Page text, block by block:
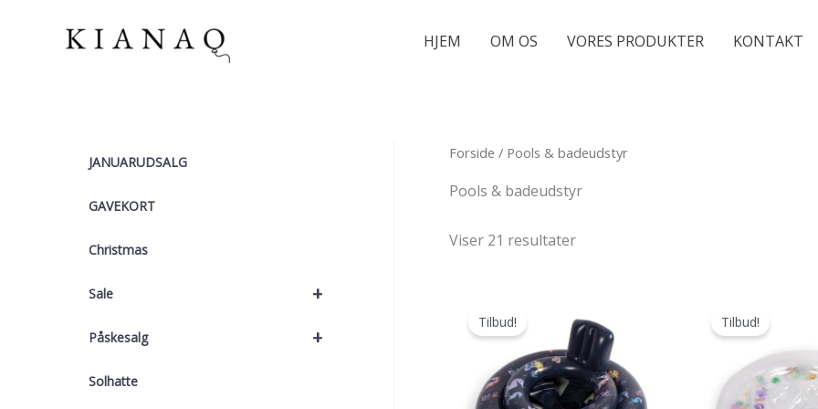
HJEM OM OS VORES PRODUKTER KONTAKT
JANUARUDSALG
GAVEKORT
Christmas
+
Sale
+
Påskesalg
Solhatte
Forside / Pools & badeudstyr
Pools & badeudstyr
Viser 21 resultater
Tilbud! Tilbud!